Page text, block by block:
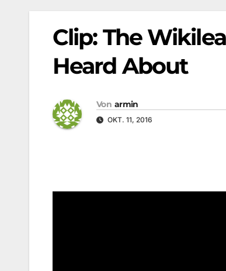
Clip: The
Heard About
Von armin
OKT. 11, 2016